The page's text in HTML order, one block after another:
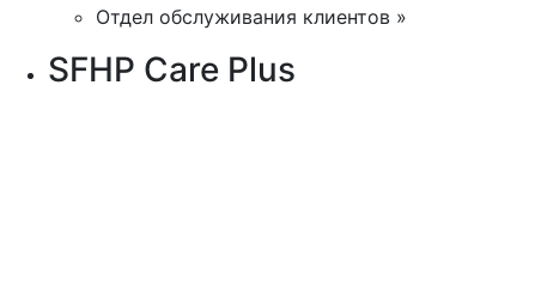
Отдел обслуживания клиентов »
SFHP Care Plus